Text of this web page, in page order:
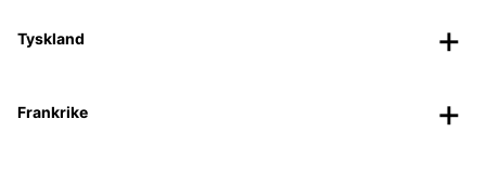
Tyskland
Frankrike